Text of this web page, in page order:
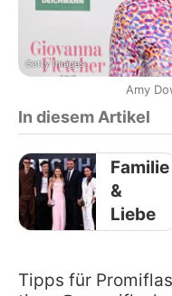
Getty Images
Amy
In diesem Artikel
Familie
&
Liebe
Tipps für